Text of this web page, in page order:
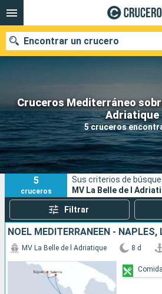
Cruceros Mediterráneo
Adriatique
5 cruceros
Encontrar un crucero
Nuestros destinos
Fecha de salida
Puertos
5
cruceros
Sus criterios de
MV La Belle de l
Filtrar
MV La Belle de l Adriatique 8 d